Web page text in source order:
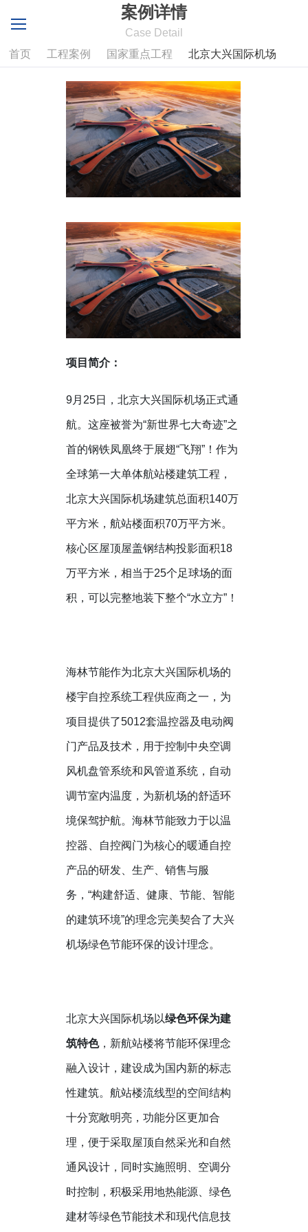
案例详情
Case Detail
首页
工程案例 国家重点工程 北京大兴国际机场
项目简介：
9月 25日，北京大兴国际机场正式通
航。这座被誉为“新世界七大奇迹”之
首的钢铁凤凰终于展翅“飞翔”！作为
全球第一大单体航站楼建筑工程，
北京大兴国际机场建筑总面积140万
平方米，航站楼面积70万平方米。
核心区屋顶屋盖钢结构投影面积18
万平方米，相当于25个足球场的面
积，可以完整地装下整个“水立方”！
海林节能作为北京大兴国际机场的
楼宇自控系统工程供应商之一，为
项目提供了5012套温控器及电动阀
门产品及技术，用于控制中央空调
风机盘管系统和风管道系统，自动
调节室内温度，为新机场的舒适环
境保驾护航。海林节能致力于以温
控器、自控阀门为核心的暖通自控
产品的研发、生产、销售与服
务，“构建舒适、健康、节能、智能
的建筑环境”的理念完美契合了大兴
机场绿色节能环保的设计理念。
北京大兴国际机场以绿色环保为建
筑特色，新航站楼将节能环保理念
融入设计，建设成为国内新的标志
性建筑。航站楼流线型的空间结构
十分宽敞明亮，功能分区更加合
理，便于采取屋顶自然采光和自然
通风设计，同时实施照明、空调分
时控制，积极采用地热能源、绿色
建材等绿色节能技术和现代信息技